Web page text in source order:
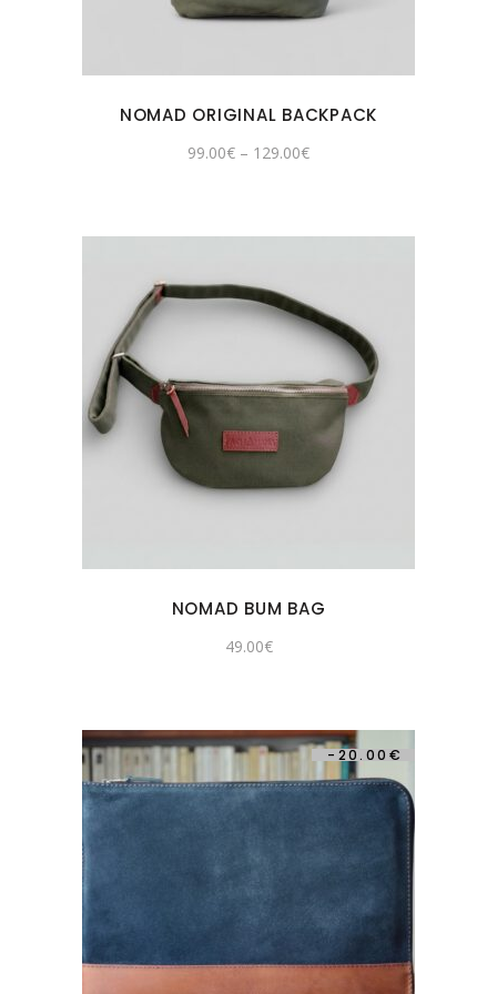
NOMAD ORIGINAL BACKPACK
99.00€ – 129.00€
NOMAD BUM BAG
49.00€
-20.00€